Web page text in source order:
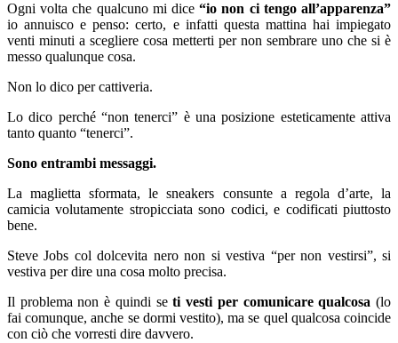
Ogni volta che qualcuno mi dice “io non ci tengo all’apparenza”
io annuisco e penso: certo, e infatti questa mattina hai impiegato
venti minuti a scegliere cosa metterti per non sembrare uno che si è
messo qualunque cosa.
Non lo dico per cattiveria.
Lo dico perché “non tenerci” è una posizione esteticamente attiva
tanto quanto “tenerci”.
Sono entrambi messaggi.
La maglietta sformata, le sneakers consunte a regola d’arte, la
camicia volutamente stropicciata sono codici, e codificati piuttosto
bene.
Steve Jobs col dolcevita nero non si vestiva “per non vestirsi”, si
vestiva per dire una cosa molto precisa.
Il problema non è quindi seti vesti per comunicare qualcosa (lo
fai comunque, anche se dormi vestito), ma se quel qualcosa coincide
con ciò che vorresti dire davvero.